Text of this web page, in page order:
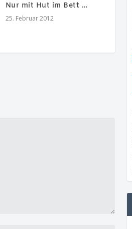
Nur mit Hut im Bett …
25. Februar 2012